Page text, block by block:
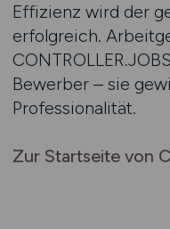
Effizienz wird der
erfolgreich.
Bewerber – sie
Professionalität.
Zur Startseite von